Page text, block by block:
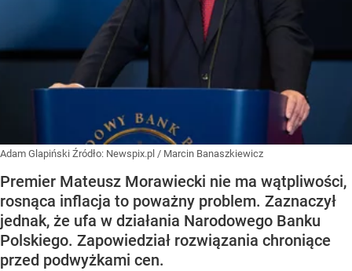
Adam Glapiński Źródło: Newspix.pl / Marcin Banaszkiewicz
Premier Mateusz Morawiecki nie ma wątpliwości,
rosnąca inflacja to poważny problem. Zaznaczył
jednak, że ufa w działania Narodowego Banku
Polskiego. Zapowiedział rozwiązania chroniące
przed podwyżkami cen.